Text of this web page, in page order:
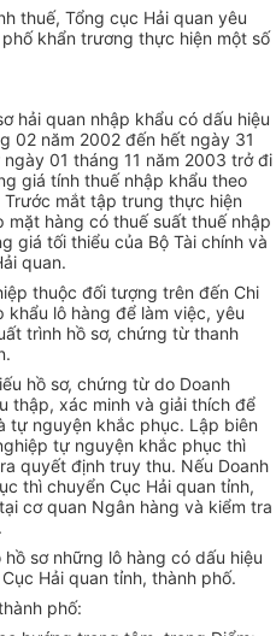
thuế, Tổng cục Hải quan yêu
khẩn trương thực hiện một số
hải quan nhập khẩu có dấu hiệu
02 năm 2002 đến hết ngày 31
01 tháng 11 năm 2003 trở đi
giá tính thuế nhập khẩu theo
mắt tập trung thực hiện
hàng có thuế suất thuế nhập
giá tối thiểu của Bộ Tài chính và
quan.
thuộc đối tượng trên đến Chi
khẩu lô hàng để làm việc, yêu
trình hồ sơ, chứng từ thanh
hồ sơ, chứng từ do Doanh
thập, xác minh và giải thích để
tự nguyện khắc phục. Lập biên
tự nguyện khắc phục thì
quyết định truy thu. Nếu Doanh
thì chuyển Cục Hải quan tỉnh,
cơ quan Ngân hàng và kiểm tra
sơ những lô hàng có dấu hiệu
Hải quan tỉnh, thành phố.
phố: